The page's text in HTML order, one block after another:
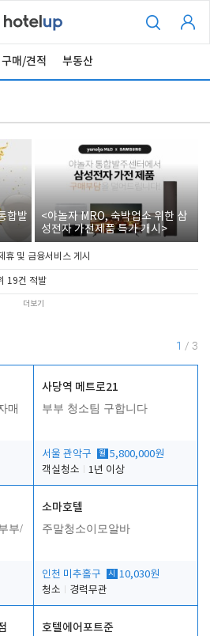
구매/견적 부동산
합발
<야놀자 MRO, 숙박업소 위한 삼
성전자 가전제품 특가 개시>
휴 및 금융서비스 게시
19건 적발
더보기
1 / 3
매
사당역 메트로21
부부 청소팀 구합니다
서울 관악구 월 5,800,000원
객실청소
1년 이상
부/
소마호텔
주말청소이모알바
인천 미추홀구 시
10,030원
청소
경력무관
호텔에어포트준